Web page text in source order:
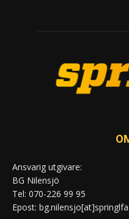
Ansvarig utgivare:
BG Nilensjö
Tel: 070-226 99 95
Epost: